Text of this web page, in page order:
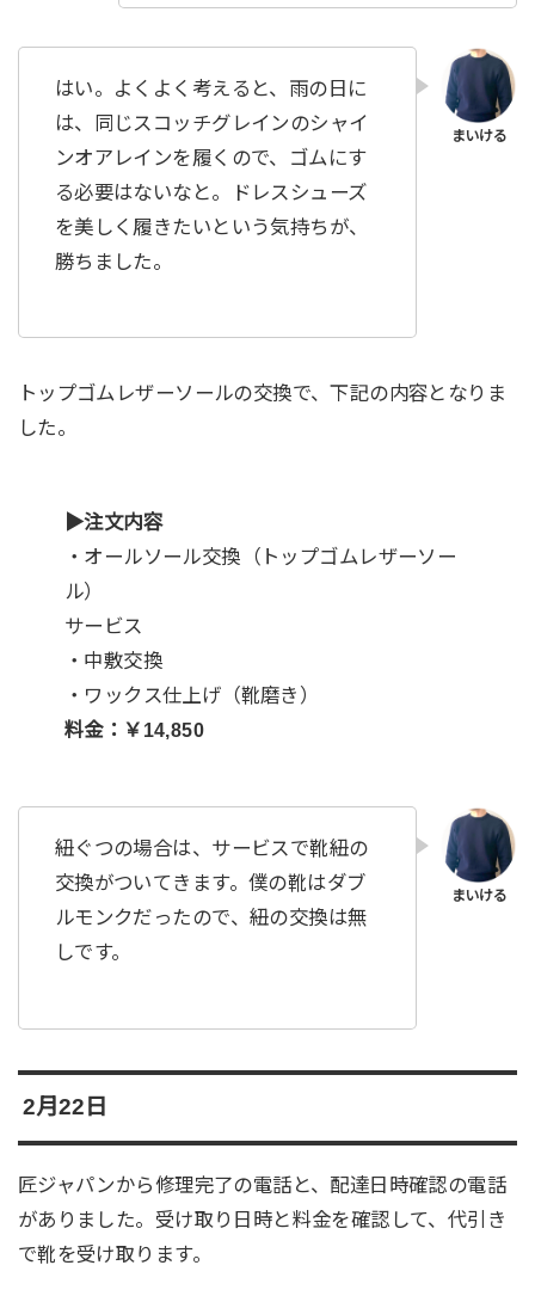
はい。よくよく考えると、雨の日に
は、同じスコッチグレインのシャイ
ンオアレインを履くので、ゴムにす
る必要はないなと。ドレスシューズ
を美しく履きたいという気持ちが、
勝ちました。
トップゴムレザーソールの交換で、下記の内容となりま
した。
▶︎注文内容
・オールソール交換（トップゴムレザーソー
ル）
サービス
・中敷交換
・ワックス仕上げ（靴磨き）
料金：￥14,850
紐ぐつの場合は、サービスで靴紐の
交換がついてきます。僕の靴はダブ
ルモンクだったので、紐の交換は無
しです。
2月22日
匠ジャパンから修理完了の電話と、配達日時確認の電話
がありました。受け取り日時と料金を確認して、代引き
で靴を受け取ります。